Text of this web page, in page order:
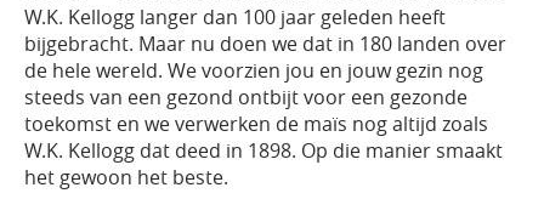
W.K. Kellogg langer dan 100 jaar geleden heeft
bijgebracht. Maar nu doen we dat in 180 landen over
de hele wereld. We voorzien jou en jouw gezin nog
steeds van een gezond ontbijt voor een gezonde
toekomst en we verwerken de maïs nog altijd zoals
W.K. Kellogg dat deed in 1898. Op die manier smaakt
het gewoon het beste.